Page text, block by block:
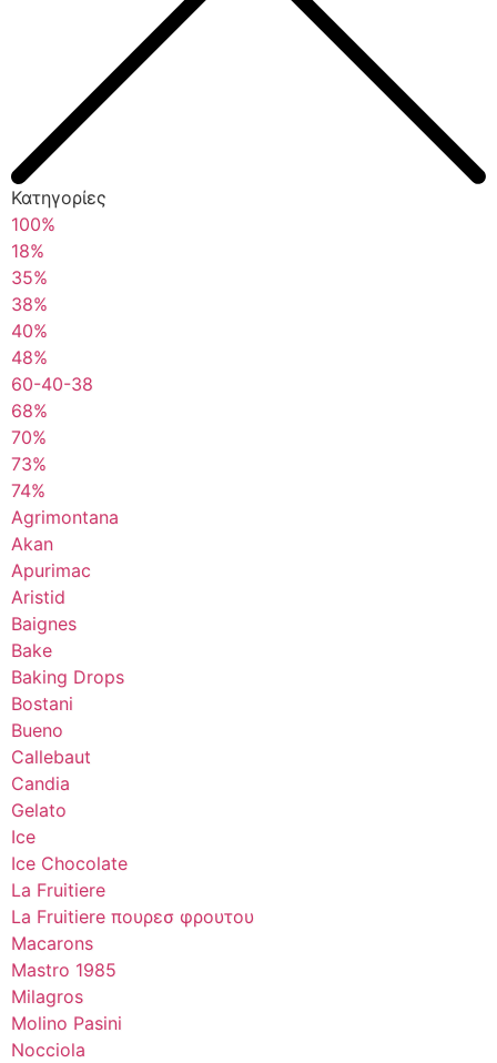
Κατηγορίες
100%
18%
35%
38%
40%
48%
60-40-38
68%
70%
73%
74%
Agrimontana
Akan
Apurimac
Aristid
Baignes
Bake
Baking Drops
Bostani
Bueno
Callebaut
Candia
Gelato
Ice
Ice Chocolate
La Fruitiere
La Fruitiere πουρεσ φρουτου
Macarons
Mastro 1985
Milagros
Molino Pasini
Nocciola